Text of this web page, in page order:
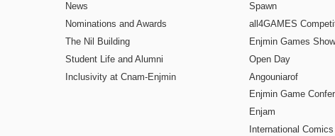
News
Nominations and Awards
The Nil Building
Student Life and Alumni
Inclusivity at Cnam-Enjmin
Spawn
all4GAMES
Enjmin Games Show
Open Day
Angouniarof
Enjmin Game
Enjam
International